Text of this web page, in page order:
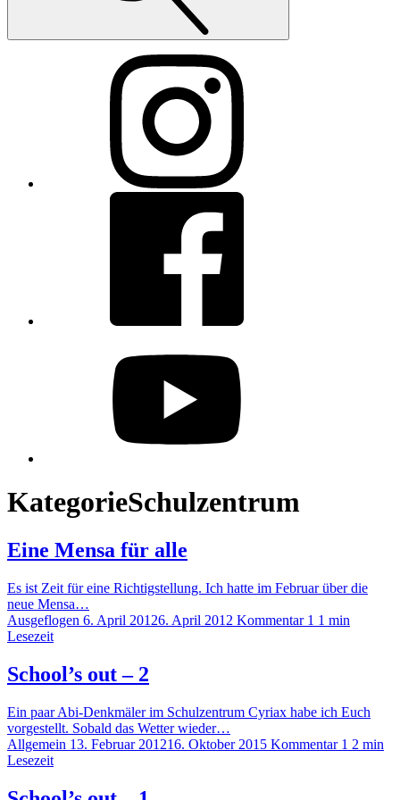
KategorieSchulzentrum
Eine Mensa für alle
Es ist Zeit für eine Richtigstellung. Ich hatte im Februar über die
neue Mensa…
Ausgeflogen 6. April 20126. April 2012 Kommentar 1 1 min
Lesezeit
School’s out – 2
Ein paar Abi-Denkmäler im Schulzentrum Cyriax habe ich Euch
vorgestellt. Sobald das Wetter wieder…
Allgemein 13. Februar 201216. Oktober 2015 Kommentar 1 2 min
Lesezeit